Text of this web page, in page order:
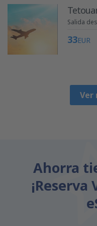
Salida
33EUR
Ver
Ahorra